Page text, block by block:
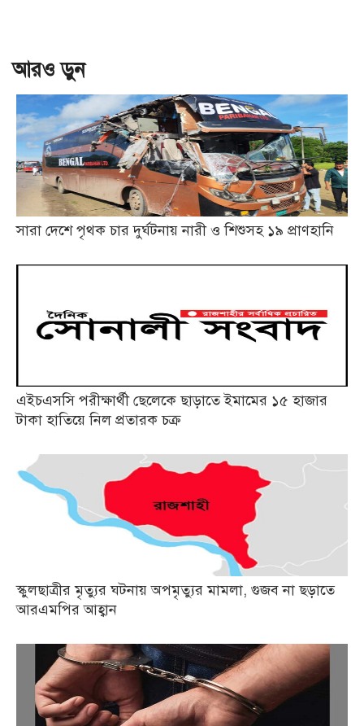
আরও ড়ুন
সারা দেশে পৃথক চার দুর্ঘটনায় নারী ও শিশুসহ ১৯ প্রাণহানি
এইচএসসি পরীক্ষার্থী ছেলেকে ছাড়াতে ইমামের ১৫ হাজার
টাকা হাতিয়ে নিল প্রতারক চক্র
স্কুলছাত্রীর মৃত্যুর ঘটনায় অপমৃত্যুর মামলা, গুজব না ছড়াতে
আরএমপির আহ্বান